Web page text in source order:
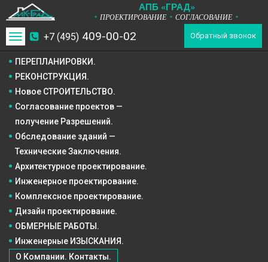
АПБ «ГРАД»
* ПРОЕКТИРОВАНИЕ * СОГЛАСОВАНИЕ *
+7 (495) 409-00-02 Обратный звонок
Toggle
navigation
ПЕРЕПЛАНИРОВКИ.
РЕКОНСТРУКЦИЯ.
Новое СТРОИТЕЛЬСТВО.
ОБМЕРНЫЕ РАБОТЫ.
Инженерные ИЗЫСКАНИЯ.
О Компании. Контакты.
Согласование проектов —
получение Разрешений.
Обследование зданий —
Технические Заключения.
Архитектурное проектирование.
Инженерное проектирование.
Комплексное проектирование.
Дизайн проектирование.